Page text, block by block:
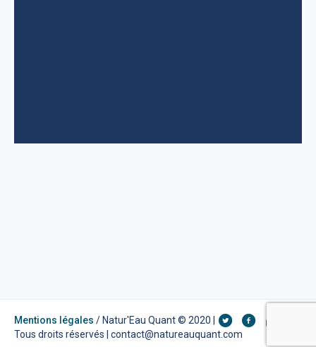
Mentions légales / Natur'Eau Quant © 2020 |
Tous droits réservés | contact@natureauquant.com